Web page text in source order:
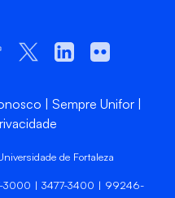
Sempre Unifor
de Fortaleza
3000 | 3477-3400 | 99246-